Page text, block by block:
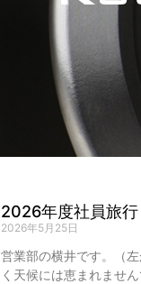
2026年度社員旅
2026年5月25日
営業部の横井です。（
く天候には恵まれませ